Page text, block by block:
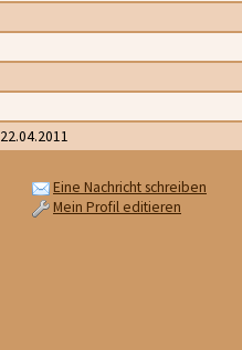
22.04.2011
Eine Nachricht schreiben
Mein Profil editieren